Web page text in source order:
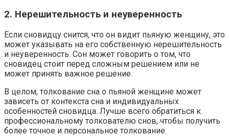
2. Нерешительность и неуверенность
Если сновидцу снится, что он видит пьяную женщину, это
может указывать на его собственную нерешительность
и неуверенность. Сон может говорить о том, что
сновидец стоит перед сложным решением или не
может принять важное решение.
В целом, толкование сна о пьяной женщине может
зависеть от контекста сна и индивидуальных
особенностей сновидца. Лучше всего обратиться к
профессиональному толкователю снов, чтобы получить
более точное и персональное толкование.